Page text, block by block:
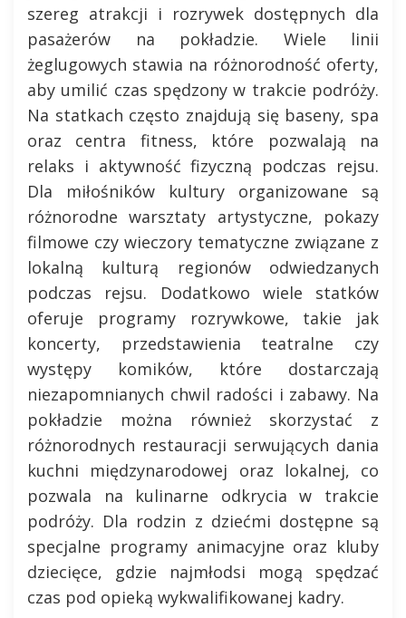
szereg atrakcji i rozrywek dostępnych dla
pasażerów na pokładzie. Wiele linii
żeglugowych stawia na różnorodność oferty,
aby umilić czas spędzony w trakcie podróży.
Na statkach często znajdują się baseny, spa
oraz centra fitness, które pozwalają na
relaks i aktywność fizyczną podczas rejsu.
Dla miłośników kultury organizowane są
różnorodne warsztaty artystyczne, pokazy
filmowe czy wieczory tematyczne związane z
lokalną kulturą regionów odwiedzanych
podczas rejsu. Dodatkowo wiele statków
oferuje programy rozrywkowe, takie jak
koncerty, przedstawienia teatralne czy
występy komików, które dostarczają
niezapomnianych chwil radości i zabawy. Na
pokładzie można również skorzystać z
różnorodnych restauracji serwujących dania
kuchni międzynarodowej oraz lokalnej, co
pozwala na kulinarne odkrycia w trakcie
podróży. Dla rodzin z dziećmi dostępne są
specjalne programy animacyjne oraz kluby
dziecięce, gdzie najmłodsi mogą spędzać
czas pod opieką wykwalifikowanej kadry.